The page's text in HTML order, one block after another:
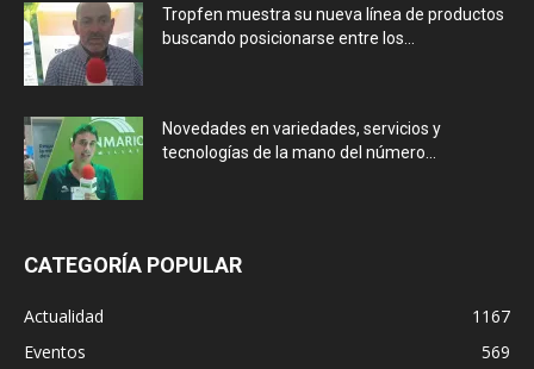
Tropfen muestra su nueva línea de productos
buscando posicionarse entre los...
Novedades en variedades, servicios y
tecnologías de la mano del número...
CATEGORÍA POPULAR
Actualidad
1167
Eventos
569